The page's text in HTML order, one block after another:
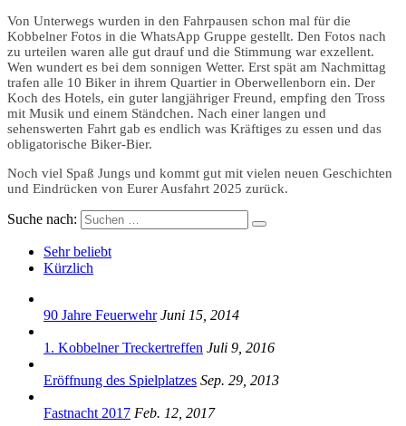
Von Unterwegs wurden in den Fahrpausen schon mal für die
Kobbelner Fotos in die WhatsApp Gruppe gestellt. Den Fotos nach
zu urteilen waren alle gut drauf und die Stimmung war exzellent.
Wen wundert es bei dem sonnigen Wetter. Erst spät am Nachmittag
trafen alle 10 Biker in ihrem Quartier in Oberwellenborn ein. Der
Koch des Hotels, ein guter langjähriger Freund, empfing den Tross
mit Musik und einem Ständchen. Nach einer langen und
sehenswerten Fahrt gab es endlich was Kräftiges zu essen und das
obligatorische Biker-Bier.
Noch viel Spaß Jungs und kommt gut mit vielen neuen Geschichten
und Eindrücken von Eurer Ausfahrt 2025 zurück.
Suche nach:
Sehr beliebt
Kürzlich
90 Jahre Feuerwehr Juni 15, 2014
1. Kobbelner Treckertreffen Juli 9, 2016
Eröffnung des Spielplatzes Sep. 29, 2013
Fastnacht 2017 Feb. 12, 2017